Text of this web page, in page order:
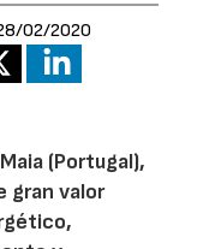
02/2020
(Portugal),
gran valor